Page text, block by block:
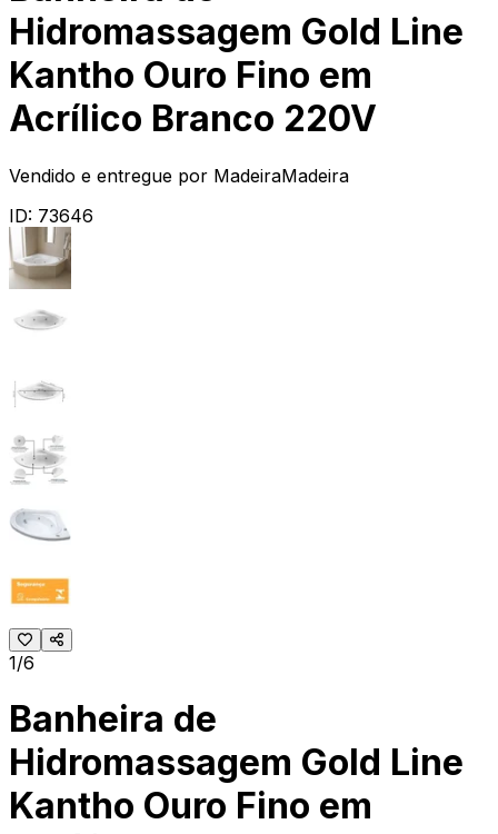
Hidromassagem Gold Line
Kantho Ouro Fino em
Acrílico Branco 220V
Vendido e entregue por MadeiraMadeira
ID: 73646
1/6
Banheira de
Hidromassagem Gold Line
Kantho Ouro Fino em